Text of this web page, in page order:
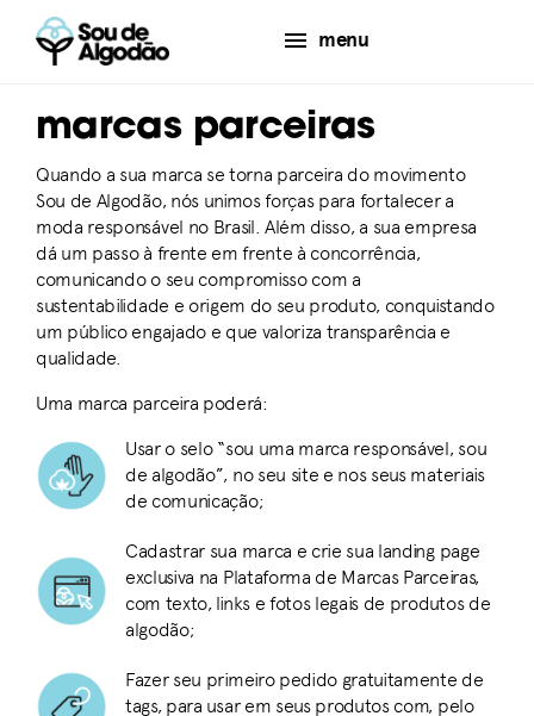
menu
marcas parceiras
Quando a sua marca se torna parceira do movimento
Sou de Algodão, nós unimos forças para fortalecer a
moda responsável no Brasil. Além disso, a sua empresa
dá um passo à frente em frente à concorrência,
comunicando o seu compromisso com a
sustentabilidade e origem do seu produto, conquistando
um público engajado e que valoriza transparência e
qualidade.
Uma marca parceira poderá:
Usar o selo “sou uma marca responsável, sou
de algodão”, no seu site e nos seus materiais
de comunicação;
Cadastrar sua marca e crie sua landing page
exclusiva na Plataforma de Marcas Parceiras,
com texto, links e fotos legais de produtos de
algodão;
Fazer seu primeiro pedido gratuitamente de
tags, para usar em seus produtos com, pelo